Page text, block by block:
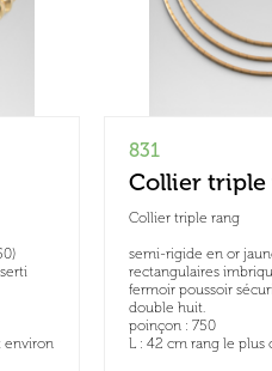
environ
831
Collier triple
Collier triple rang
semi-rigide en or
rectangulaires
fermoir poussoir
double huit.
poinçon : 750
L : 42 cm rang le plus